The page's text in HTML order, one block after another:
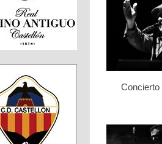
Concierto